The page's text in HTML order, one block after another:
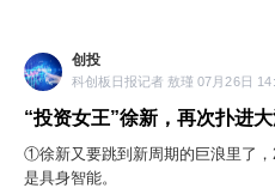
创投
科创板日报记者 敖瑾 07月26日
“投资女王”徐新，再次扑进
①徐新又要跳到新周期的巨浪里了
是具身智能。